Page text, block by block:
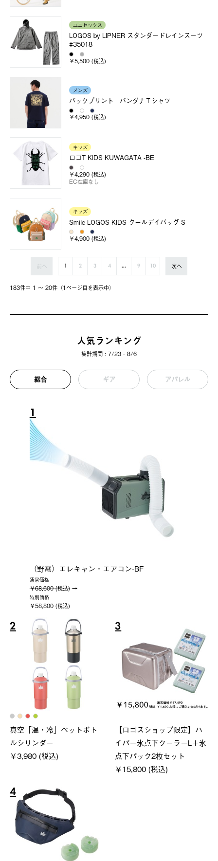
ユニセックス
LOGOS by LIPNER スタンダードレインスーツ
#35018
￥5,500 (税込)
メンズ
バックプリント バンダナＴシャツ
￥4,950 (税込)
キッズ
ロゴT KIDS KUWAGATA -BE
￥4,290 (税込)
EC在庫なし
キッズ
Smile LOGOS KIDS クールデイバッグ S
￥4,900 (税込)
183件中 1 〜 20件（1ページ⽬を表⽰中）
前へ 1 2 3 4 ... 9 10 次へ
人気ランキング
集計期間 : 7/23 - 8/6
総合 ギア アパレル
1
（野電）エレキャン・エアコン-BF
通常価格
￥68,600 (税込)
特別価格
￥58,800 (税込)
2
真空「温・冷」ペットボト
ルシリンダー
￥3,980 (税込)
3
【ロゴスショップ限定】ハ
イパー氷点下クーラーL＋氷
点下パック2枚セット
￥15,800 (税込)
4